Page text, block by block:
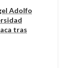
Adolfo
tras